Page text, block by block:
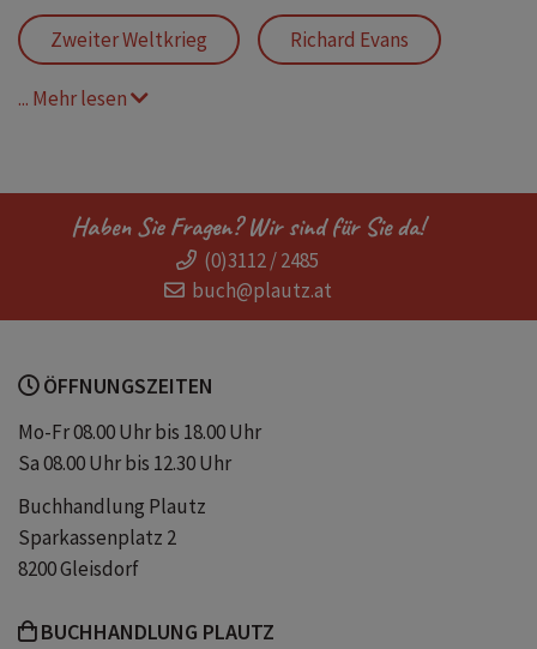
Zweiter Weltkrieg Richard Evans
Goethe
Weimarer Republik
Nationalsozialismus Adolf Hitler
Zeitgeschichte
Baldur von Schirach
... Mehr lesen
Haben Sie Fragen? Wir sind für Sie da!
(0)3112 / 2485
buch@plautz.at
ÖFFNUNGSZEITEN
Mo-Fr 08.00 Uhr bis 18.00 Uhr
Sa 08.00 Uhr bis 12.30 Uhr
Buchhandlung Plautz
Sparkassenplatz 2
8200 Gleisdorf
BUCHHANDLUNG PLAUTZ